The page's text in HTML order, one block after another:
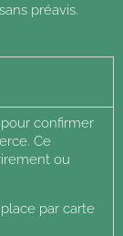
préavis.
confirmer
Ce
ou
par carte